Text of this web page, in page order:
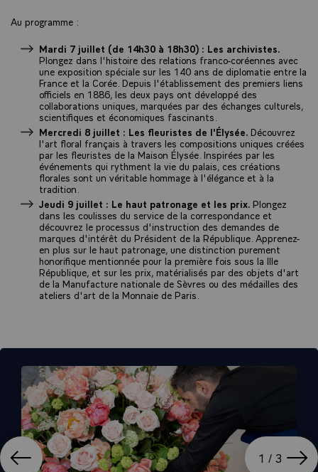
Au programme :
Mardi 7 juillet (de 14h30 à 18h30) : Les archivistes.
Plongez dans l'histoire des relations franco-coréennes avec
une exposition spéciale sur les 140 ans de diplomatie entre la
France et la Corée. Depuis l'établissement des premiers liens
officiels en 1886, les deux pays ont développé des
collaborations uniques, marquées par des échanges culturels,
scientifiques et économiques fascinants.
Mercredi 8 juillet : Les fleuristes de l'Élysée. Découvrez
l'art floral français à travers les compositions uniques créées
par les fleuristes de la Maison Élysée. Inspirées par les
événements qui rythment la vie du palais, ces créations
florales sont un véritable hommage à l'élégance et à la
tradition.
Jeudi 9 juillet : Le haut patronage et les prix. Plongez
dans les coulisses du service de la correspondance et
découvrez le processus d'instruction des demandes de
marques d'intérêt du Président de la République. Apprenez-
en plus sur le haut patronage, une distinction purement
honorifique mentionnée pour la première fois sous la IIIe
République, et sur les prix, matérialisés par des objets d'art
de la Manufacture nationale de Sèvres ou des médailles des
ateliers d'art de la Monnaie de Paris.
1 / 3